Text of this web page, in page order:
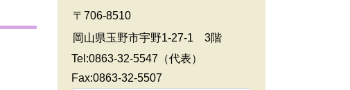
〒706-8510
岡山県玉野市宇野1-27-1 3階
Tel:0863-32-5547（代表）
Fax:0863-32-5507